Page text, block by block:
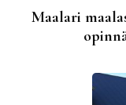
Maalari